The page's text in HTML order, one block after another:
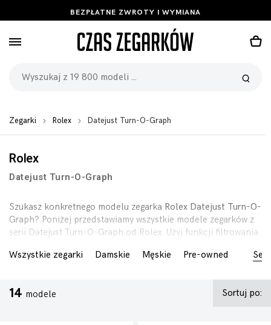
BEZPŁATNE ZWROTY I WYMIANA
Zegarki Rolex Datejust Turn-O-Graph
Rolex
Datejust Turn-O-Graph
Szukasz konkretnego modelu zegarka Rolex Datejust Turn-O-
Graph? Poniżej przedstawiamy wszystkie modele zegarków z
serii Datejust Turn-O-Graph od Rolex. Użyj funkcji filtrowania
Wszystkie zegarki
Damskie Męskie Pre-owned
14 modele Sortuj po: